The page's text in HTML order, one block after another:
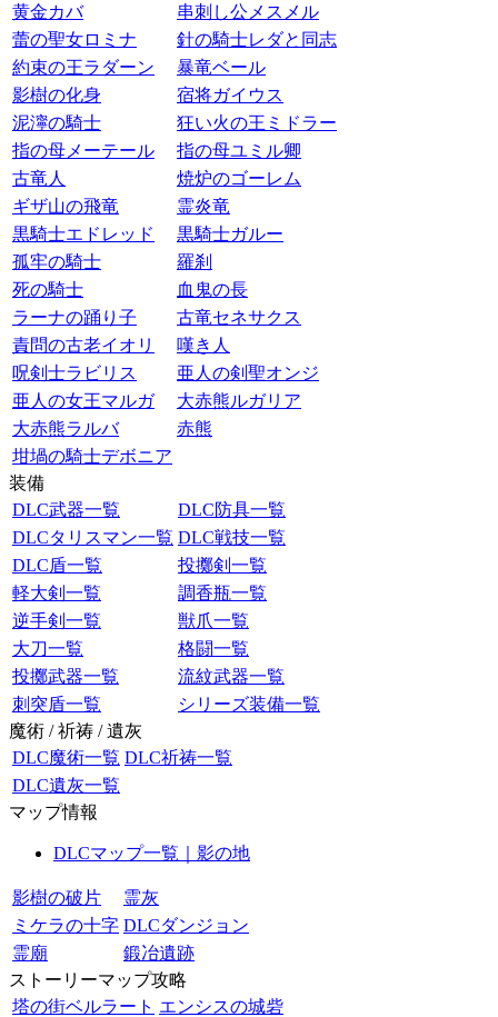
黄金カバ
串刺し公メスメル
蕾の聖女ロミナ
針の騎士レダと同志
約束の王ラダーン
暴竜ベール
影樹の化身
宿将ガイウス
泥濘の騎士
狂い火の王ミドラー
指の母メーテール
指の母ユミル卿
古竜人
焼炉のゴーレム
ギザ山の飛竜
霊炎竜
黒騎士エドレッド
黒騎士ガルー
孤牢の騎士
羅刹
死の騎士
血鬼の長
ラーナの踊り子
古竜セネサクス
責問の古老イオリ
嘆き人
呪剣士ラビリス
亜人の剣聖オンジ
亜人の女王マルガ
大赤熊ルガリア
大赤熊ラルバ
赤熊
坩堝の騎士デボニア
装備
DLC武器一覧
DLC防具一覧
DLCタリスマン一覧 DLC戦技一覧
DLC盾一覧
投擲剣一覧
軽大剣一覧
調香瓶一覧
逆手剣一覧
獣爪一覧
大刀一覧
格闘一覧
投擲武器一覧
流紋武器一覧
刺突盾一覧
シリーズ装備一覧
魔術 / 祈祷 / 遺灰
DLC魔術一覧 DLC祈祷一覧
DLC遺灰一覧
マップ情報
DLCマップ一覧｜影の地
影樹の破片
霊灰
ミケラの十字 DLCダンジョン
霊廟
鍛冶遺跡
ストーリーマップ攻略
塔の街ベルラート エンシスの城砦